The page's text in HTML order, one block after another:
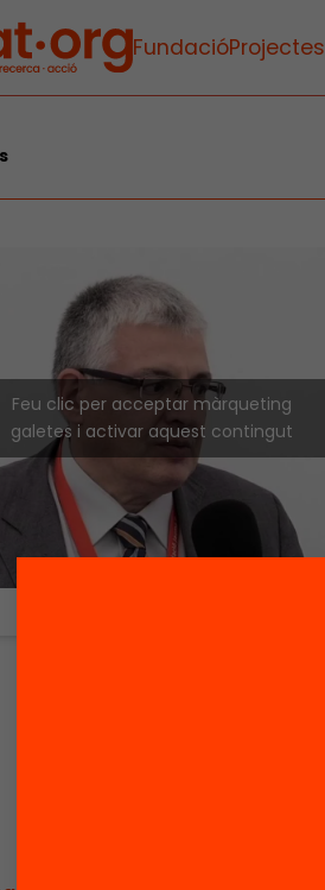
FundacióProjectes
Feu clic per acceptar màrqueting
galetes i activar aquest contingut